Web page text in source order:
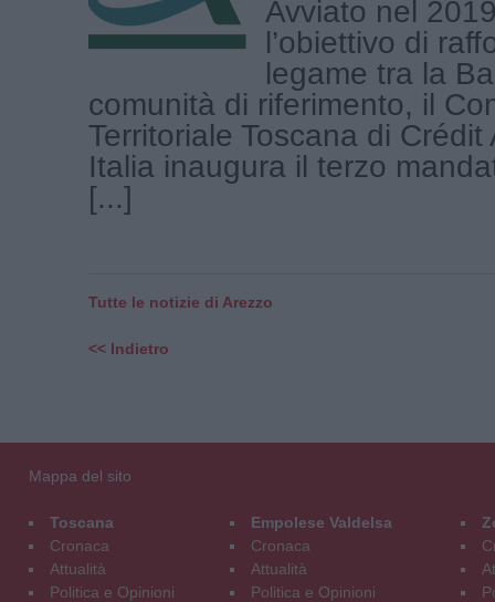
Avviato nel
l’obiettivo di
legame tra la
comunità di riferimento, il
Territoriale Toscana di Crédit
Italia inaugura il terzo
[...]
Tutte le notizie di Arezzo
<< Indietro
Mappa del sito
Toscana
Cronaca
Attualità
Politica e Opinioni
Empolese Valdelsa
Cronaca
Attualità
Politica e Opinioni